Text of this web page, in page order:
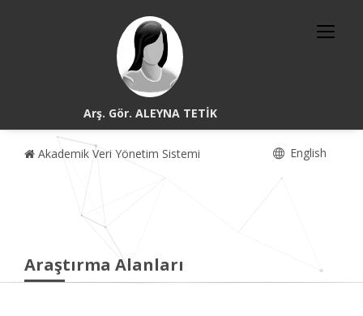
Arş. Gör. ALEYNA TETİK
Akademik Veri Yönetim Sistemi English
Araştırma Alanları